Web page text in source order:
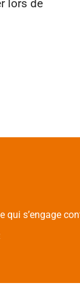
lors de
s’engage